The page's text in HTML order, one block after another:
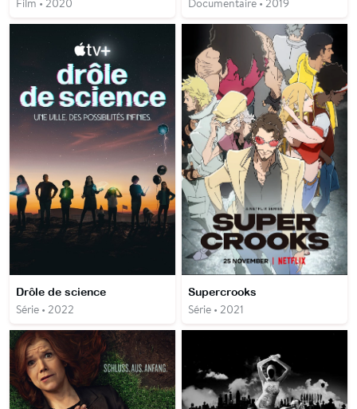
Drôle de science
Série • 2022
Supercrooks
Série • 2021